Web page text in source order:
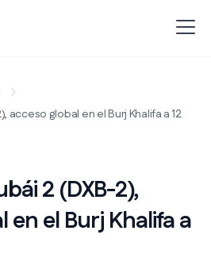
acceso global en el Burj Khalifa a 12
2 (DXB-2),
en el Burj Khalifa a